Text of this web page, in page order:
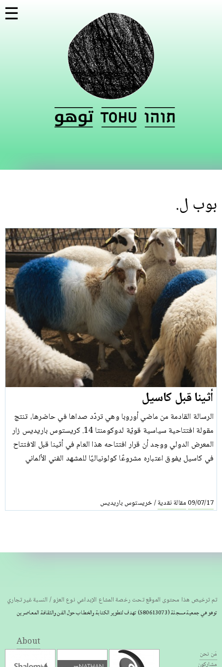
الرئيسي
☰
بوب ل.
أثينا قبل كاسيل
الرسالة القادمة من ماضي أوروبا وهي تردّد صداها في حاضرها، تنتج
مقولة افتتاحية سياسية قويّة لدوكومنتا 14. كريستوس باريديس زار
المعرض الدولي ووجد أن قرار افتتاحه هذا العام في أثينا قبل الافتتاح
في كاسيل يفوق اعتباره مشروعًا كولونياليًا للمشهد الفني الألماني
09/07/17مقالة نقدية/خريستوس باريديس
تم ترخيص هذا محتوى الموقع تحت رخصة المشاع الإبداعي نوع العزو / النسبة غير تجاري
توهو هي جمعية مسجلة(580613073) تهدف لتطوير الكتابة والخطاب حول الفن والثقافة المعاصرين
About
مَن نحن
مشاركون